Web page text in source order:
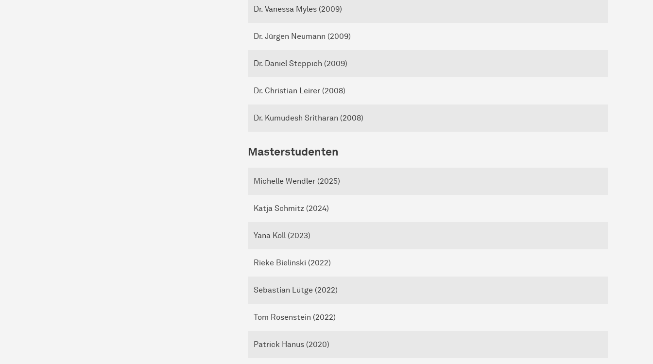
Dr. Vanessa Myles (2009)
Dr. Jürgen Neumann (2009)
Dr. Daniel Steppich (2009)
Dr. Christian Leirer (2008)
Dr. Kumudesh Sritharan (2008)
Masterstudenten
Michelle Wendler (2025)
Katja Schmitz (2024)
Yana Koll (2023)
Rieke Bielinski (2022)
Sebastian Lütge (2022)
Tom Rosenstein (2022)
Patrick Hanus (2020)